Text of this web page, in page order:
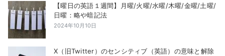
【曜日の英語１週間】月曜/火曜/水曜/木曜/金曜/土曜/
日曜：略や暗記法
2024年10月10日
X（旧Twitter）のセンシティブ（英語）の意味と解除